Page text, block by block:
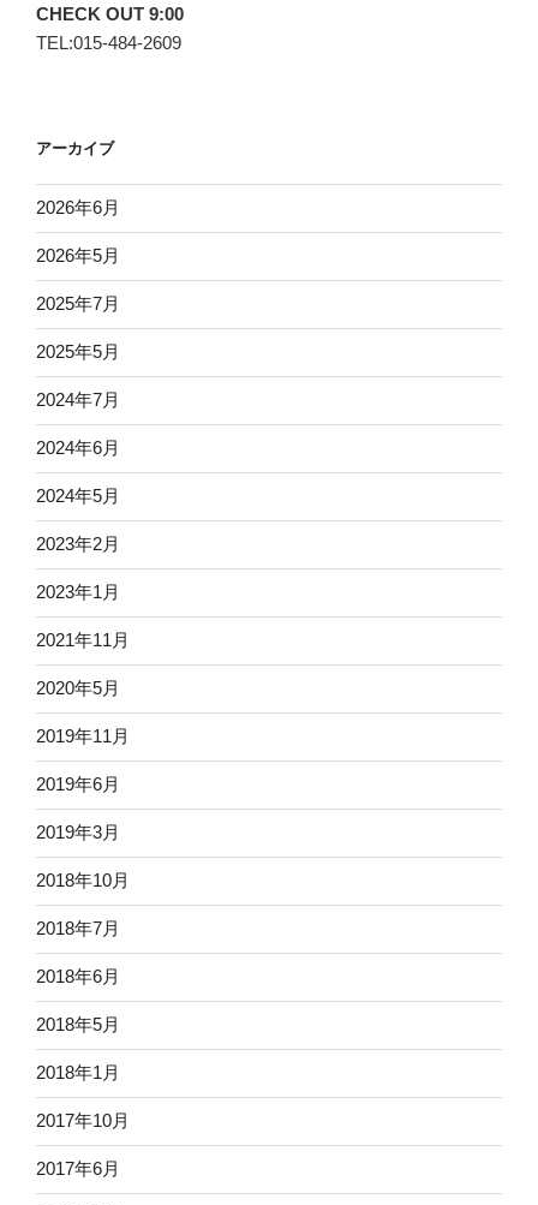
CHECK OUT 9:00
TEL:015-484-2609
アーカイブ
2026年6月
2026年5月
2025年7月
2025年5月
2024年7月
2024年6月
2024年5月
2023年2月
2023年1月
2021年11月
2020年5月
2019年11月
2019年6月
2019年3月
2018年10月
2018年7月
2018年6月
2018年5月
2018年1月
2017年10月
2017年6月